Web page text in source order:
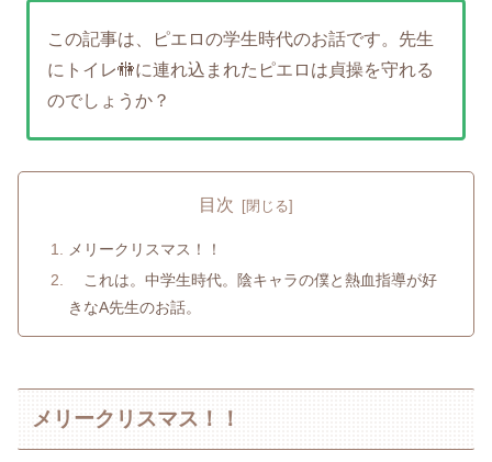
この記事は、ピエロの学生時代のお話です。先生
にトイレ🚻に連れ込まれたピエロは貞操を守れる
のでしょうか？
目次
メリークリスマス！！
これは。中学生時代。陰キャラの僕と熱血指導が好
きなA先生のお話。
メリークリスマス！！